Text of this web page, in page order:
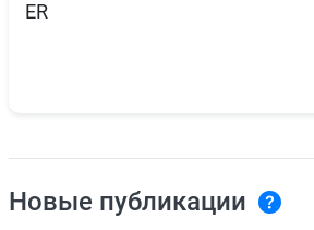
ER
Новые публикации